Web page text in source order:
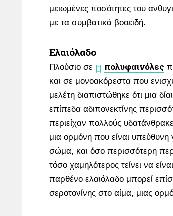
μειωμένες ποσότητες του
με τα συμβατικά βοοειδή.
Ελαιόλαδο
Πλούσιο σε πολυφαινόλες
και σε μονοακόρεστα που
μελέτη διαπιστώθηκε ότι μια
επίπεδα αδιπονεκτίνης
περιείχαν πολλούς
μια ορμόνη που είναι
σώμα, και όσο περισσότερη
τόσο χαμηλότερος τείνει να
παρθένο ελαιόλαδο μπορεί
σεροτονίνης στο αίμα, μιας